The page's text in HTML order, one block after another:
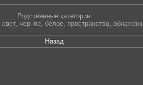
Родственные категории:
свет, черное, белое, пространство,
Назад